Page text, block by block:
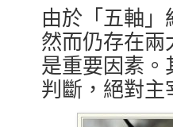
由於「五軸
然而仍存在
是重要因素
判斷，絕對主